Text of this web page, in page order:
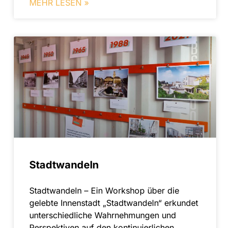
MEHR LESEN »
Stadtwandeln
Stadtwandeln – Ein Workshop über die
gelebte Innenstadt „Stadtwandeln“ erkundet
unterschiedliche Wahrnehmungen und